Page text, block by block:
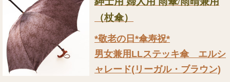
（杖傘）
*敬老の日*傘寿祝*
男女兼用LLステッキ傘 エルシ
ャレード(リーガル・ブラウン)